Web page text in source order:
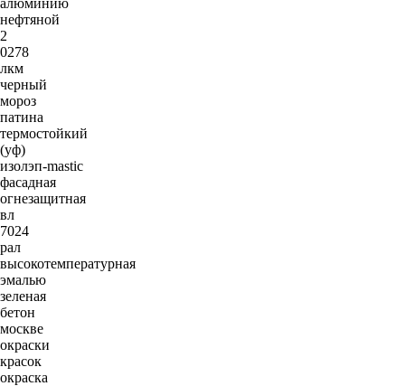
алюминию
нефтяной
2
0278
лкм
черный
мороз
патина
термостойкий
(уф)
изолэп-mastic
фасадная
огнезащитная
вл
7024
рал
высокотемпературная
эмалью
зеленая
бетон
москве
окраски
красок
окраска